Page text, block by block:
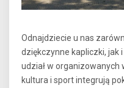
Odnajdziecie u nas
dziękczynne kapliczki, jak
udział w organizowanych
kultura i sport integrują